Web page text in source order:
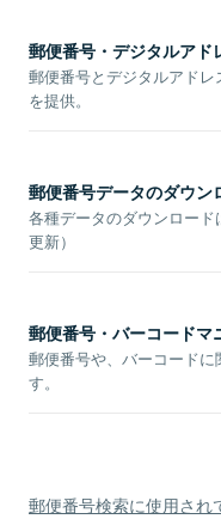
郵便番号・デジタルアド
郵便番号とデジタルアド
を提供。
郵便番号データのダウン
各種データのダウンロー
更新）
郵便番号・バーコードマ
郵便番号や、バーコード
す。
郵便番号検索に使用され